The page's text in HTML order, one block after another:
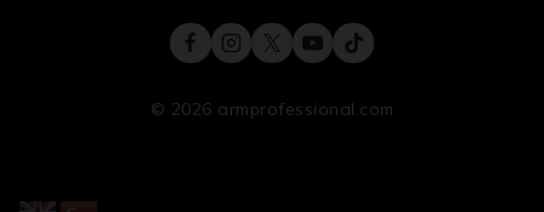
© 2026 armprofessional.com